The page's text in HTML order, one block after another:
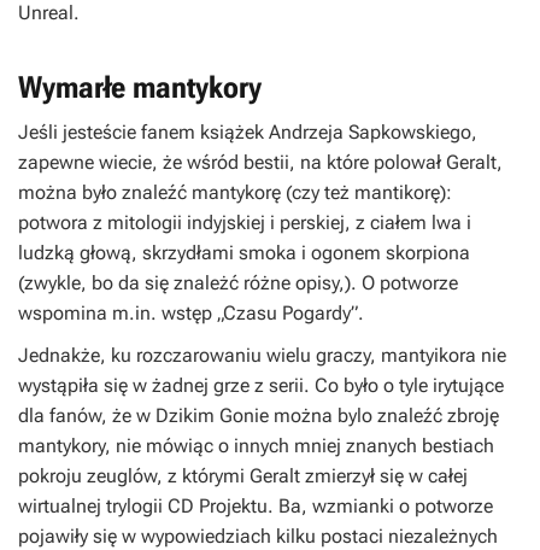
Unreal.
Wymarłe mantykory
Jeśli jesteście fanem książek Andrzeja Sapkowskiego,
zapewne wiecie, że wśród bestii, na które polował Geralt,
można było znaleźć mantykorę (czy też mantikorę):
potwora z mitologii indyjskiej i perskiej, z ciałem lwa i
ludzką głową, skrzydłami smoka i ogonem skorpiona
(zwykle, bo da się znależć różne opisy,). O potworze
wspomina m.in. wstęp „Czasu Pogardy”.
Jednakże, ku rozczarowaniu wielu graczy, mantyikora nie
wystąpiła się w żadnej grze z serii. Co było o tyle irytujące
dla fanów, że w Dzikim Gonie można bylo znaleźć zbroję
mantykory, nie mówiąc o innych mniej znanych bestiach
pokroju zeuglów, z którymi Geralt zmierzył się w całej
wirtualnej trylogii CD Projektu. Ba, wzmianki o potworze
pojawiły się w wypowiedziach kilku postaci niezależnych